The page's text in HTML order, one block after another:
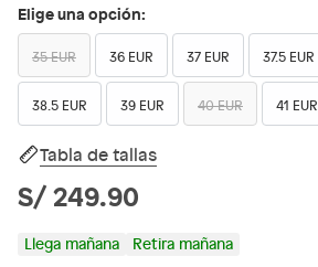
Elige una opción:
35 EUR 36 EUR 37 EUR 37.5 EUR
38.5 EUR 39 EUR 40 EUR 41 EUR
Tabla de tallas
S/ 249.90
Llega mañana Retira mañana